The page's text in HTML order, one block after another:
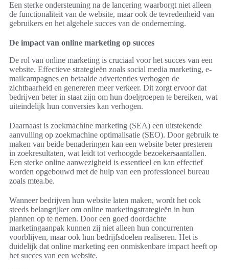
Een sterke ondersteuning na de lancering waarborgt niet alleen
de functionaliteit van de website, maar ook de tevredenheid van
gebruikers en het algehele succes van de onderneming.
De impact van online marketing op succes
De rol van online marketing is cruciaal voor het succes van een
website. Effectieve strategieën zoals social media marketing, e-
mailcampagnes en betaalde advertenties verhogen de
zichtbaarheid en genereren meer verkeer. Dit zorgt ervoor dat
bedrijven beter in staat zijn om hun doelgroepen te bereiken, wat
uiteindelijk hun conversies kan verhogen.
Daarnaast is zoekmachine marketing (SEA) een uitstekende
aanvulling op zoekmachine optimalisatie (SEO). Door gebruik te
maken van beide benaderingen kan een website beter presteren
in zoekresultaten, wat leidt tot verhoogde bezoekersaantallen.
Een sterke online aanwezigheid is essentieel en kan effectief
worden opgebouwd met de hulp van een professioneel bureau
zoals mtea.be.
Wanneer bedrijven hun website laten maken, wordt het ook
steeds belangrijker om online marketingstrategieën in hun
plannen op te nemen. Door een goed doordachte
marketingaanpak kunnen zij niet alleen hun concurrenten
voorblijven, maar ook hun bedrijfsdoelen realiseren. Het is
duidelijk dat online marketing een onmiskenbare impact heeft op
het succes van een website.